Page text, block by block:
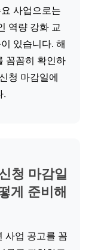
사업으로는
역량 강화 교
있습니다. 해
꼼꼼히 확인하
청 마감일에
.
청 마감일
게 준비해
사업 공고를 꼼